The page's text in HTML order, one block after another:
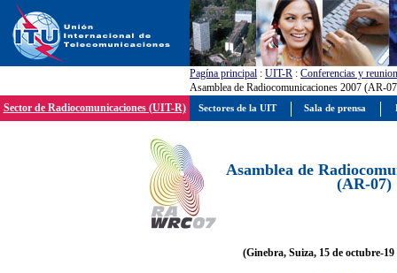
Pagína principal : UIT-R : Conferencias y
Asamblea de Radiocomunicaciones 2007 (AR-
Sector de Radiocomunicaciones (UIT-R)
Asamblea de
(AR-07)
(Ginebra, Suiza, 15 de octubre-19
Sectores de la UIT Sala de prensa